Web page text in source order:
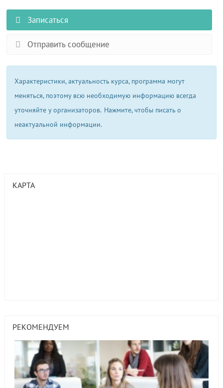
Записаться
Отправить сообщение
Характеристики, актуальность курса, программа могут
меняться, поэтому всю необходимую информацию всегда
уточняйте у организаторов. Нажмите, чтобы писать о
неактуальной информации.
КАРТА
РЕКОМЕНДУЕМ